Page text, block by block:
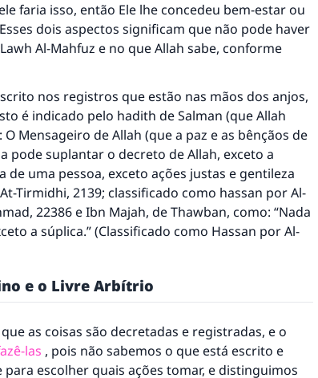
faria isso, então Ele lhe concedeu bem-estar ou
dois aspectos significam que não pode haver
Al-Mahfuz e no que Allah sabe, conforme
nos registros que estão nas mãos dos anjos,
é indicado pelo hadith de Salman (que Allah
Mensageiro de Allah (que a paz e as bênçãos de
pode suplantar o decreto de Allah, exceto a
de uma pessoa, exceto ações justas e gentileza
Tirmidhi, 2139; classificado como hassan por Al-
22386 e Ibn Majah, de Thawban, como: “Nada
a súplica.” (Classificado como Hassan por Al-
e o Livre Arbítrio
as coisas são decretadas e registradas, e o
las , pois não sabemos o que está escrito e
escolher quais ações tomar, e distinguimos